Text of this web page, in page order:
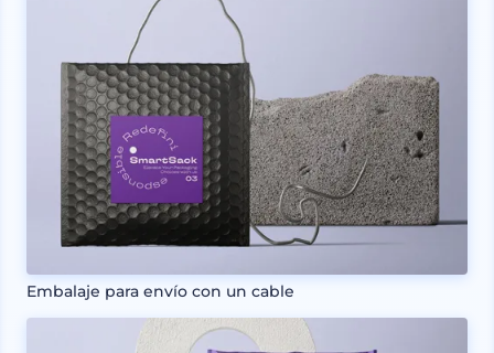
Embalaje para envío con un cable